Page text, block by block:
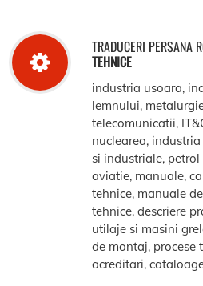
TRADUCERI PERSANA
TEHNICE
industria usoara,
lemnului,
telecomunicatii,
nuclearea,
si industriale,
aviatie, manuale,
tehnice, manuale
tehnice, descriere
utilaje si masini
de montaj, procese
acreditari,